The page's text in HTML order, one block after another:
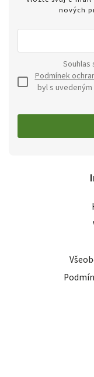
nových
Podmínek
byl s